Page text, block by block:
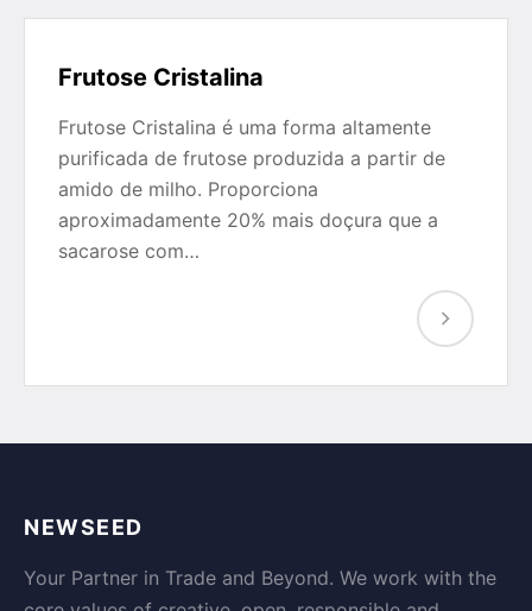
Frutose Cristalina
Frutose Cristalina é uma forma altamente
purificada de frutose produzida a partir de
amido de milho. Proporciona
aproximadamente 20% mais doçura que a
sacarose com…
NEWSEED
Your Partner in Trade and Beyond. We work with the